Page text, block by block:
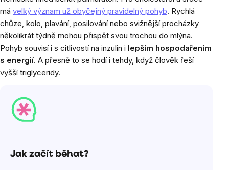
má velký význam už obyčejný pravidelný pohyb. Rychlá
chůze, kolo, plavání, posilování nebo svižnější procházky
několikrát týdně mohou přispět svou trochou do mlýna.
Pohyb souvisí i s citlivostí na inzulin i lepším hospodařením
s energií. A přesně to se hodí i tehdy, když člověk řeší
vyšší triglyceridy.
Jak začít běhat?